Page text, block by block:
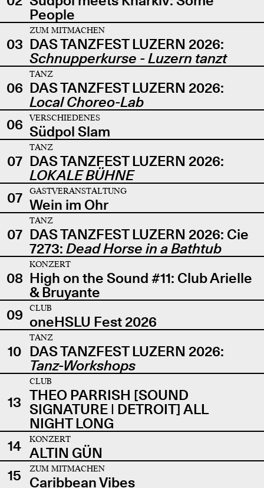
People
03
ZUM MITMACHEN
DAS TANZFEST LUZERN 2026:
Schnupperkurse - Luzern tanzt
06
TANZ
DAS TANZFEST LUZERN 2026:
Local Choreo-Lab
06
VERSCHIEDENES
Südpol Slam
07
TANZ
DAS TANZFEST LUZERN 2026:
LOKALE BÜHNE
07
GASTVERANSTALTUNG
Wein im Ohr
07
TANZ
DAS TANZFEST LUZERN 2026: Cie
7273: Dead Horse in a Bathtub
08
KONZERT
High on the Sound #11: Club Arielle
& Bruyante
09
CLUB
oneHSLU Fest 2026
10
TANZ
DAS TANZFEST LUZERN 2026:
Tanz-Workshops
13
CLUB
THEO PARRISH [SOUND
SIGNATURE | DETROIT] ALL
NIGHT LONG
14
KONZERT
ALTIN GÜN
15
ZUM MITMACHEN
Caribbean Vibes